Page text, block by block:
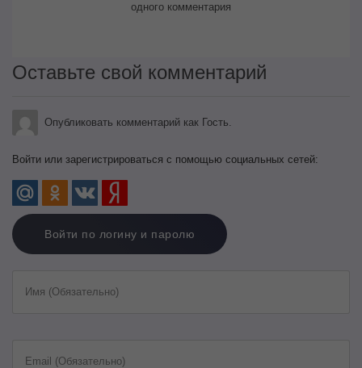
одного комментария
Оставьте свой комментарий
Опубликовать комментарий как Гость.
Войти или зарегистрироваться с помощью социальных сетей:
Войти по логину и паролю
Имя (Обязательно)
Email (Обязательно)